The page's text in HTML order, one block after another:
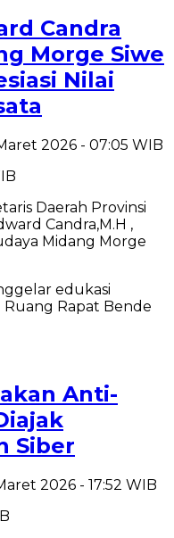
Candra
Morge Siwe
Nilai
2026 - 07:05 WIB
Daerah Provinsi
Candra,M.H ,
Midang Morge
Anti-
Siber
2026 - 17:52 WIB